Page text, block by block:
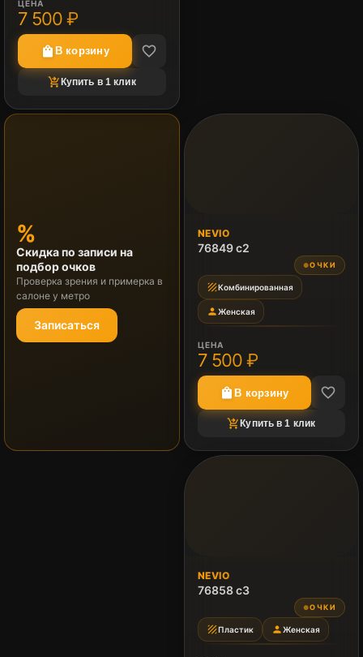
ЦЕНА
7 500 ₽
shopping_bag В корзину favorite_border
shopping_cart_checkoutКупить в 1 клик
%
Скидка по записи на
подбор очков
Проверка зрения и примерка в
салоне у метро
Записаться
NEVIO
76849 c2
●ОЧКИ
textureКомбинированная
personЖенская
ЦЕНА
7 500 ₽
shopping_bagВ корзину favorite_border
shopping_cart_checkoutКупить в 1 клик
NEVIO
76858 c3
●ОЧКИ
textureПластик personЖенская